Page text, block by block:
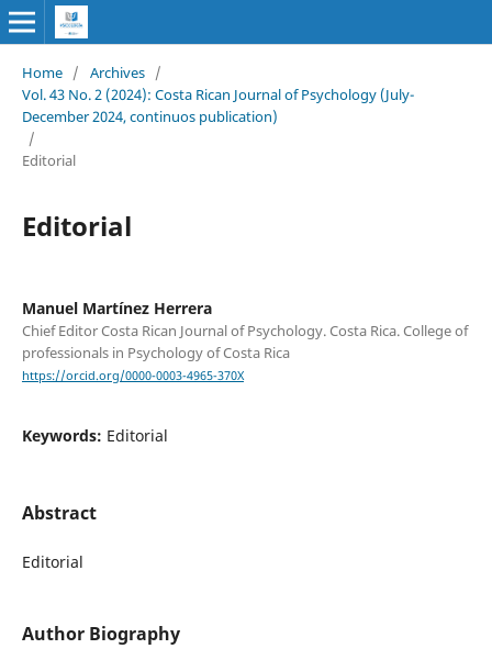
Home / Archives /
Vol. 43 No. 2 (2024): Costa Rican Journal of Psychology (July-
December 2024, continuos publication)
/
Editorial
Editorial
Manuel Martínez Herrera
Chief Editor Costa Rican Journal of Psychology. Costa Rica. College of
professionals in Psychology of Costa Rica
https://orcid.org/0000-0003-4965-370X
Keywords: Editorial
Abstract
Editorial
Author Biography